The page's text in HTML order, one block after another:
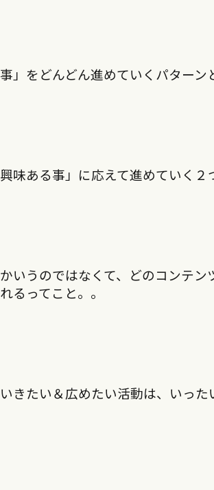
」をどんどん進めていくパターン
味ある事」に応えて進めていく２
いうのではなくて、どのコンテ
るってこと。。
きたい＆広めたい活動は、いっ